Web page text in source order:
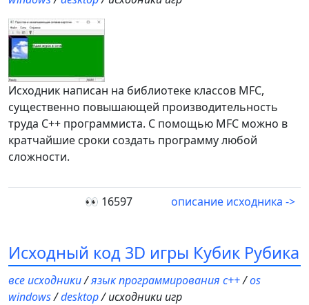
Исходник написан на библиотеке классов MFC,
существенно повышающей производительность
труда С++ программиста. С помощью MFC можно в
кратчайшие сроки создать программу любой
сложности.
👀 16597 описание исходника ->
Исходный код 3D игры Кубик Рубика
все исходники/язык программирования c++/os
windows/desktop/ исходники игр